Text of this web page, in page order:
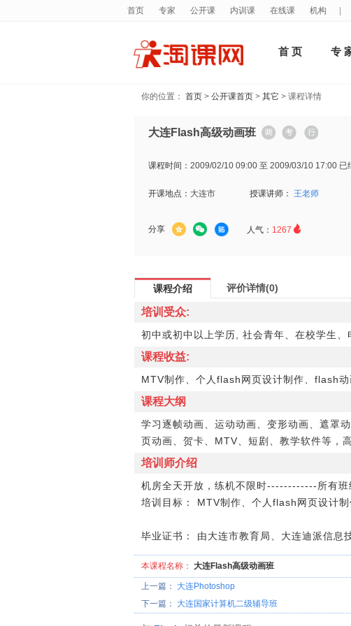
首 页 专
你的位置： 首页 > 公开课首页 > 其它 > 课程详情
大连Flash高级动画班
课程时间： 2009/02/10 09:00 至 2009/03/10 17:00 已
开课地点： 大连市 授课讲师： 王老师
分享 人气： 1267 
课程介绍 评价详情(0)
培训受众:
初中或初中以上学历, 社会青年、在校学生
课程收益:
MTV制作、个人flash网页设计制作、flash
课程大纲
学习逐帧动画、运动动画、变形动画、遮罩
页动画、贺卡、MTV、短剧、教学软件等，
培训师介绍
机房全天开放，练机不限时------------所有班
培训目标： MTV制作、个人flash网页设计
毕业证书： 由大连市教育局、大连迪派信息
本课程名称： 大连Flash高级动画班
上一篇： 大连Photoshop
下一篇： 大连国家计算机二级辅导班
首页 专家 公开课 内训课 在线课 机构